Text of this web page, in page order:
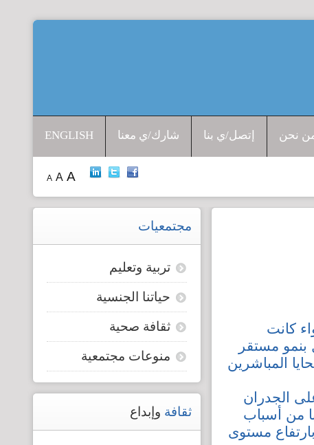
قضايا الأسرة
ENGLISH شارك/ي معنا إتصل/ي بنا نحن
A A A
كانت
بنمو مستقر
المباشرين
الجدران
من أسباب
مستوى
مجتمعيات
تربية وتعليم
حياتنا الجنسية
ثقافة صحية
منوعات مجتمعية
ثقافة وإبداع